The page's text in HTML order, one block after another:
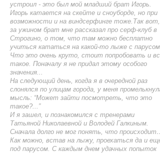
устроил - это был мой младший брат Игорь.
Игорь катается на скейте и сноуборде, но при
возможности и на виндсерфинге тоже.Так вот,
за ужином брат мне рассказал про серф-клуб в
Строгино, о том, что там можно бесплатно
учиться кататься на какой-то лыже с парусом.
Что это очень круто, стоит попробовать и все
такое. Поначалу я не придал этому особого
значения...
На следующий день, когда я в очередной раз
слонялся по улицам города, у меня промелькнула
мысль: “Может зайти посмотреть, что это
такое?...”
И я зашел, и познакомился с тренерами
Татьяной Николаевной и Володей Галкиным.
Сначала долго не мог понять, что происходит…
Как можно, встав на лыжу, проехаться да и еще
под парусом. С каждым днем удачных попыток